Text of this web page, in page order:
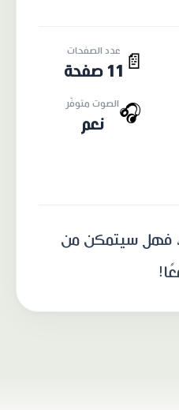
📄
عدد الصفحات
11 صفحة
🎧الصوت متوفّر
نعم
فهل سيتمكن من